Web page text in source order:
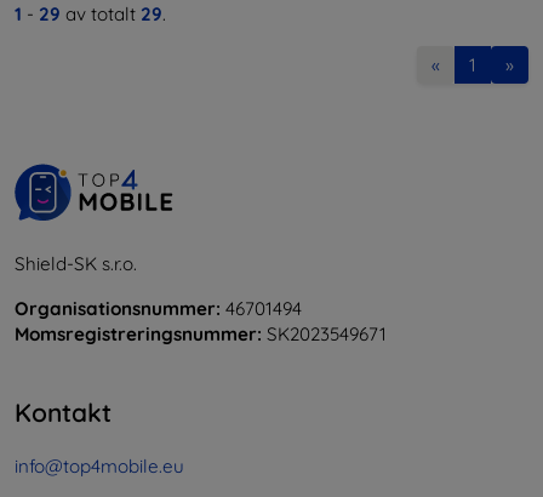
1 - 29 av totalt 29.
« 1 »
Shield-SK s.r.o.
Organisationsnummer: 46701494
Momsregistreringsnummer: SK2023549671
Kontakt
info@top4mobile.eu